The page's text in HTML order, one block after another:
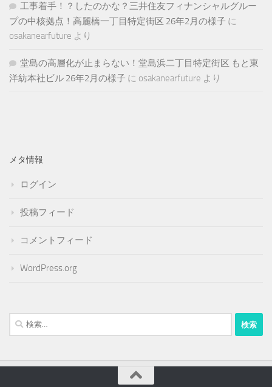
工事着手！？したのかな？三井住友フィナンシャルグルー
プの中核拠点！高麗橋一丁目特定街区 26年2月の様子 に
osakanearfuture より
堂島の高層化が止まらない！堂島浜二丁目特定街区 もと東
洋紡本社ビル 26年2月の様子 に osakanearfuture より
メタ情報
ログイン
投稿フィード
コメントフィード
WordPress.org
検
索: